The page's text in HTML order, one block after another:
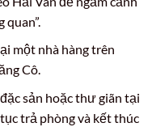
quan”.
một nhà hàng trên
Cô.
sản hoặc thư giãn tại
trả phòng và kết thúc